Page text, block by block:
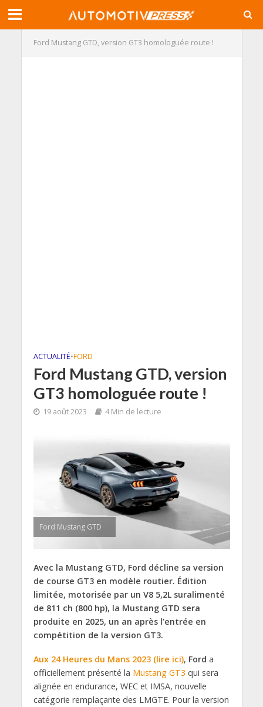
Ford Mustang GTD, version GT3 homologuée route !
ACTUALITÉ•FORD
Ford Mustang GTD, version
GT3 homologuée route !
19 août 2023 4 Min de lecture
Ford Mustang GTD
Avec la Mustang GTD, Ford décline sa version
de course GT3 en modèle routier. Édition
limitée, motorisée par un V8 5,2L suralimenté
de 811 ch (800 hp), la Mustang GTD sera
produite en 2025, un an après l’entrée en
compétition de la version GT3.
Aux 24 Heures du Mans 2023 (lire ici), Ford a
officiellement présenté la Mustang GT3 qui sera
alignée en endurance, WEC et IMSA, nouvelle
catégorie remplaçante des LMGTE. Pour la version